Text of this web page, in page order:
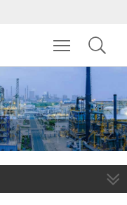
Toggle